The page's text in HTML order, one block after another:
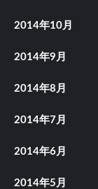
2014年10月
2014年9月
2014年8月
2014年7月
2014年6月
2014年5月